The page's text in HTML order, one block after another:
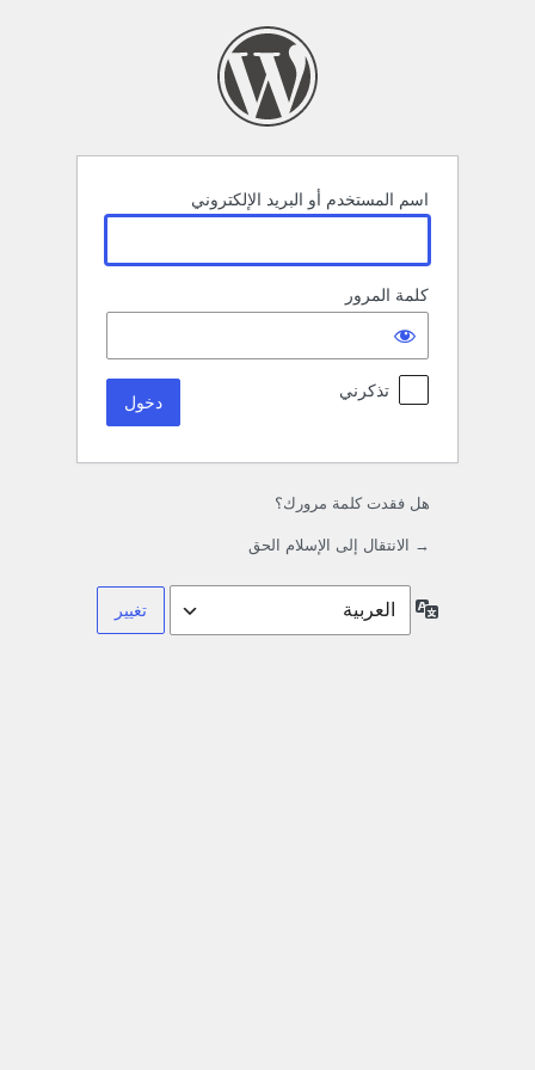
اسم المستخدم أو البريد الإلكتروني
كلمة المرور
تذكرني
هل فقدت كلمة مرورك؟
→ الانتقال إلى الإسلام الحق
اللغة